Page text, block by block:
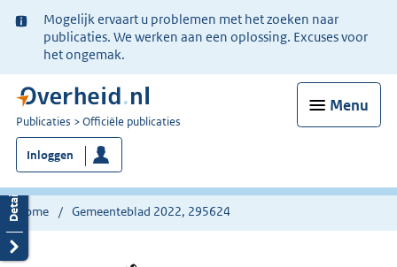
Ter
informatie:
Mogelijk ervaart u problemen met het zoeken naar
publicaties. We werken aan een oplossing. Excuses voor
het ongemak.
Menu
U
bent
nu
hier:
Publicaties Officiële publicaties
Inloggen
Home Gemeenteblad 2022, 295624